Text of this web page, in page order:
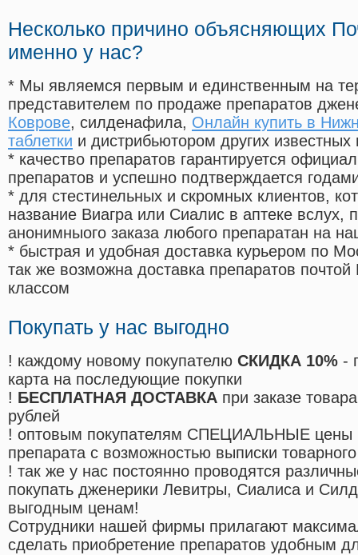
Несколько причино объясняющих
именно у нас?
* Мы являемся первым и единственным на
представителем по продаже препаратов
Коврове, силденафила, Онлайн купить в
таблетки и дистрибьютором других известных
* качество препаратов гарантируется
препаратов и успешно подтверждается
* для стестинельных и скромных клиентов,
название Виагра или Сиалис в аптеке вслух,
анонимныого заказа любого препаратан на
* быстрая и удобная доставка курьером по
так же возможна доставка препаратов
классом
Покупать у нас выгодно
! каждому новому покупателю СКИДКА 10% -
карта на последующие покупки
! БЕСПЛАТНАЯ ДОСТАВКА при заказе
рублей
! оптовым покупателям СПЕЦИАЛЬНЫЕ цены
препарата с возможностью выписки
! так же у нас постоянно проводятся
покупать дженерики Левитры, Сиалиса и
выгодным ценам!
Cотрудники нашей фирмы прилагают
сделать приобретение препаратов удобным